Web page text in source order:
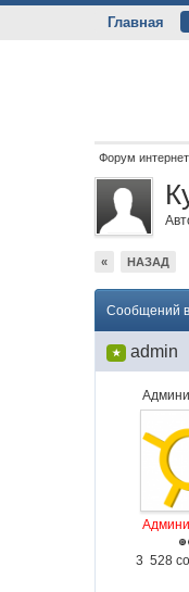
Главная
Форум
« НАЗАД
Сообщений
★ admin
3 528